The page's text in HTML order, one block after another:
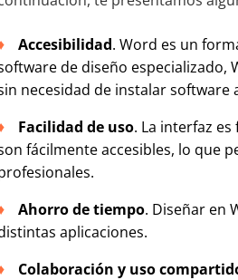
Accesibilidad. Word es un
de diseño especializado,
necesidad de instalar software
Facilidad de uso. La interfaz
fácilmente accesibles, lo que
Ahorro de tiempo. Diseñar en
aplicaciones.
Colaboración y uso